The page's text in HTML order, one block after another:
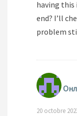
having this
end? I’ll
problem
20 octobre